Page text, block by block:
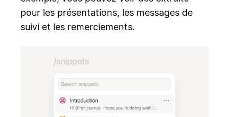
pour les présentations, les messages de
suivi et les remerciements.